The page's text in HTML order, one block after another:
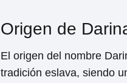
Origen de
El origen del nombre
tradición eslava, siendo